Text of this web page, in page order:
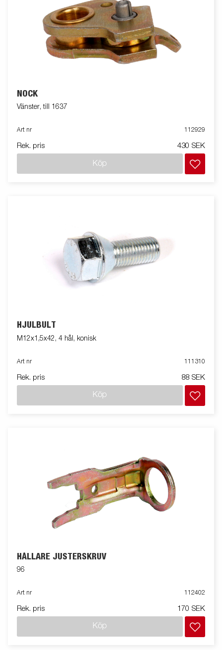
NOCK
Vänster, till 1637
Art nr 112929
Rek. pris 430 SEK
Köp
HJULBULT
M12x1,5x42, 4 hål, konisk
Art nr 111310
Rek. pris 88 SEK
Köp
HÅLLARE JUSTERSKRUV
96
Art nr 112402
Rek. pris 170 SEK
Köp